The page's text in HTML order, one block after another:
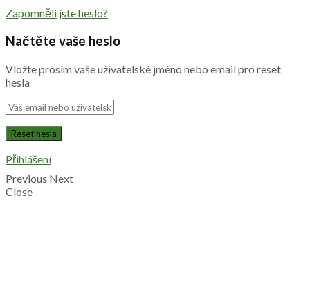
Zapomněli jste heslo?
Načtěte vaše heslo
Vložte prosím vaše uživatelské jméno nebo email pro reset
hesla
Přihlášení
Previous Next
Close